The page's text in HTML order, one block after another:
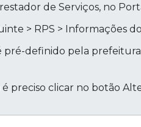
de Serviços, no
> RPS > Informações
pré-definido pela
preciso clicar no botão